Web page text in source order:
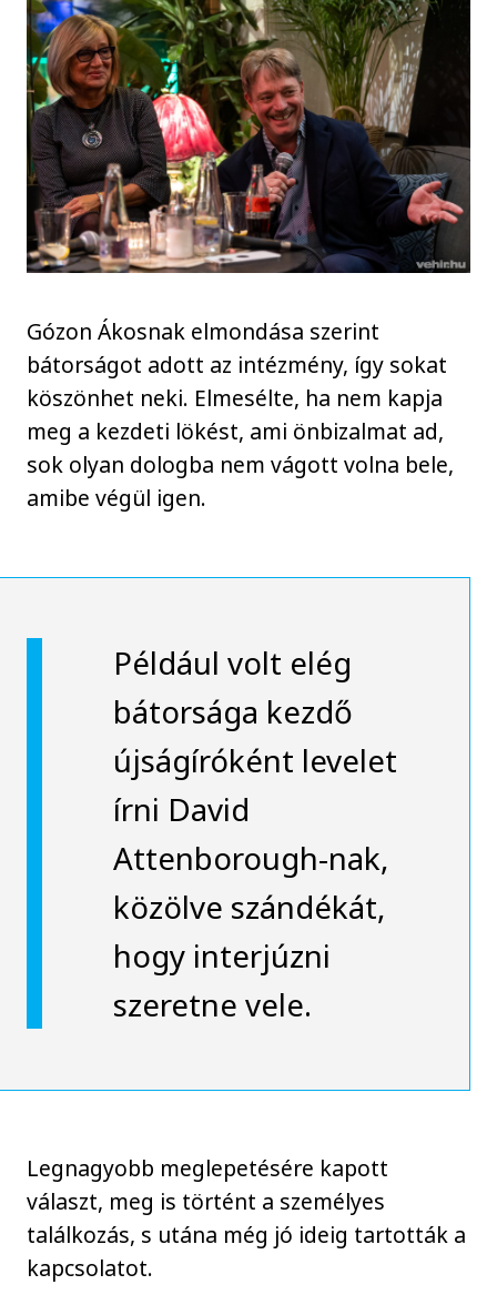
Gózon Ákosnak elmondása szerint
bátorságot adott az intézmény, így sokat
köszönhet neki. Elmesélte, ha nem kapja
meg a kezdeti lökést, ami önbizalmat ad,
sok olyan dologba nem vágott volna bele,
amibe végül igen.
Például volt elég
bátorsága kezdő
újságíróként levelet
írni David
Attenborough-nak,
közölve szándékát,
hogy interjúzni
szeretne vele.
Legnagyobb meglepetésére kapott
választ, meg is történt a személyes
találkozás, s utána még jó ideig tartották a
kapcsolatot.